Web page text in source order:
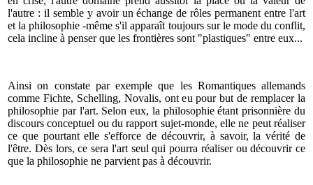
l'autre : il semble y avoir un échange de rôles permanent entre l'art
et la philosophie -même s'il apparaît toujours sur le mode du conflit,
cela incline à penser que les frontières sont "plastiques" entre eux...
Ainsi on constate par exemple que les Romantiques allemands
comme Fichte, Schelling, Novalis, ont eu pour but de remplacer la
philosophie par l'art. Selon eux, la philosophie étant prisonnière du
discours conceptuel ou du rapport sujet-monde, elle ne peut réaliser
ce que pourtant elle s'efforce de découvrir, à savoir, la vérité de
l'être. Dès lors, ce sera l'art seul qui pourra réaliser ou découvrir ce
que la philosophie ne parvient pas à découvrir.